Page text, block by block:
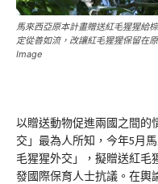
馬來西亞原本計畫贈送紅毛猩猩給
定從善如流，改讓紅毛猩猩保留在
Image
以贈送動物促進兩國之間的
交」最為人所知，今年5月
毛猩猩外交」，擬贈送紅毛
發國際保育人士抗議。在輿